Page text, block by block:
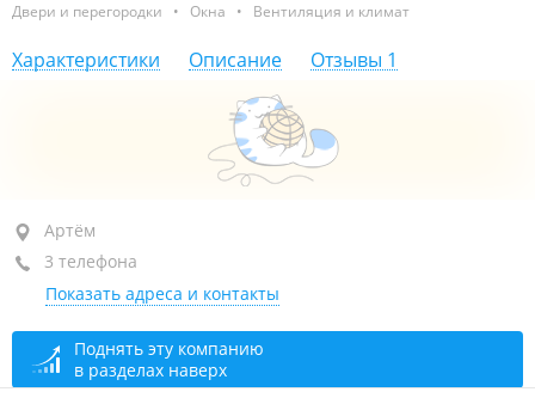
Двери и перегородки • Окна • Вентиляция и климат
Характеристики Описание Отзывы 1
Артём, ул. Кирова, 67
+7 (423-37) 3-33-20
+7 924 253-23-33
+7 924 251-47-60
открыто: 09:00–18:00
Артём
3 телефона
Показать адреса и контакты
Поднять эту компанию
в разделах наверх